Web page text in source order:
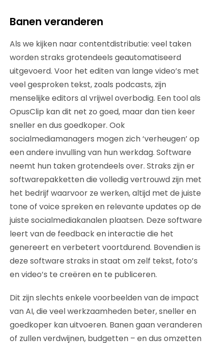
Banen veranderen
Als we kijken naar contentdistributie: veel taken
worden straks grotendeels geautomatiseerd
uitgevoerd. Voor het editen van lange video’s met
veel gesproken tekst, zoals podcasts, zijn
menselijke editors al vrijwel overbodig. Een tool als
OpusClip kan dit net zo goed, maar dan tien keer
sneller en dus goedkoper. Ook
socialmediamanagers mogen zich ‘verheugen’ op
een andere invulling van hun werkdag. Software
neemt hun taken grotendeels over. Straks zijn er
softwarepakketten die volledig vertrouwd zijn met
het bedrijf waarvoor ze werken, altijd met de juiste
tone of voice spreken en relevante updates op de
juiste socialmediakanalen plaatsen. Deze software
leert van de feedback en interactie die het
genereert en verbetert voortdurend. Bovendien is
deze software straks in staat om zelf tekst, foto’s
en video’s te creëren en te publiceren.
Dit zijn slechts enkele voorbeelden van de impact
van AI, die veel werkzaamheden beter, sneller en
goedkoper kan uitvoeren. Banen gaan veranderen
of zullen verdwijnen, budgetten – en dus omzetten